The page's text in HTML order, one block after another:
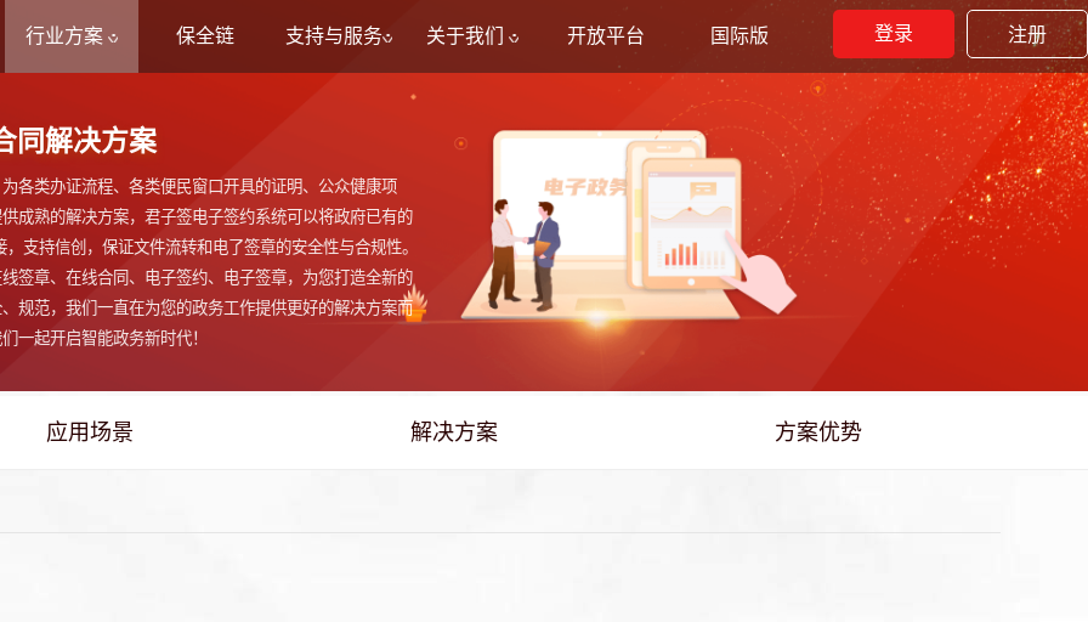
行业方案 保全链 支持与服务 关于我们 开放平台 国际版 登录 注册
同解决方案
各类办证流程、各类便民窗口开具的证明、公众健康项
成熟的解决方案，君子签电子签约系统可以将政府已有的
支持信创，保证文件流转和电了签章的安全性与合规性。
签章、在线合同、电子签约、电子签章，为您打造全新的
规范，我们一直在为您的政务工作提供更好的解决方案而
一起开启智能政务新时代！
应用场景 解决方案 方案优势